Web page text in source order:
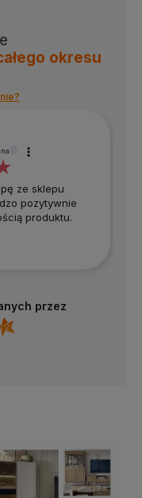
okresu
ze sklepu
pozytywnie
produktu.
przez